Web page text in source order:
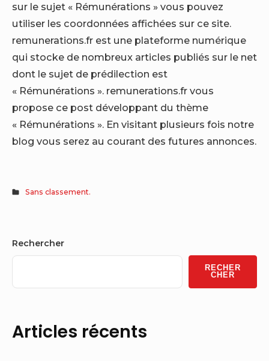
sur le sujet « Rémunérations » vous pouvez
utiliser les coordonnées affichées sur ce site.
remunerations.fr est une plateforme numérique
qui stocke de nombreux articles publiés sur le net
dont le sujet de prédilection est
« Rémunérations ». remunerations.fr vous
propose ce post développant du thème
« Rémunérations ». En visitant plusieurs fois notre
blog vous serez au courant des futures annonces.
Sans classement.
Sidebar
Widget
Area
Rechercher
RECHER
CHER
Articles récents